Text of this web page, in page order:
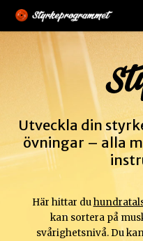
STARTSIDA
ÖVNINGSARKIV
FÄRDIGA PASS
MINA PASS
MIN TRÄNINGSLOGG
LADDA HEM VÅR APP
Utveckla din
övningar – alla
Här hittar du
kan sortera på
svårighetsnivå. Du